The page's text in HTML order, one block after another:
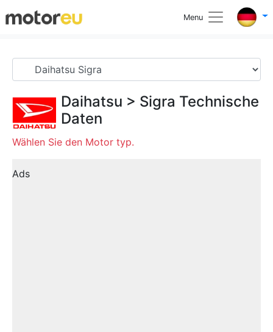
Menu
Daihatsu > Sigra Technische
Daten
Wählen Sie den Motor typ.
Ads